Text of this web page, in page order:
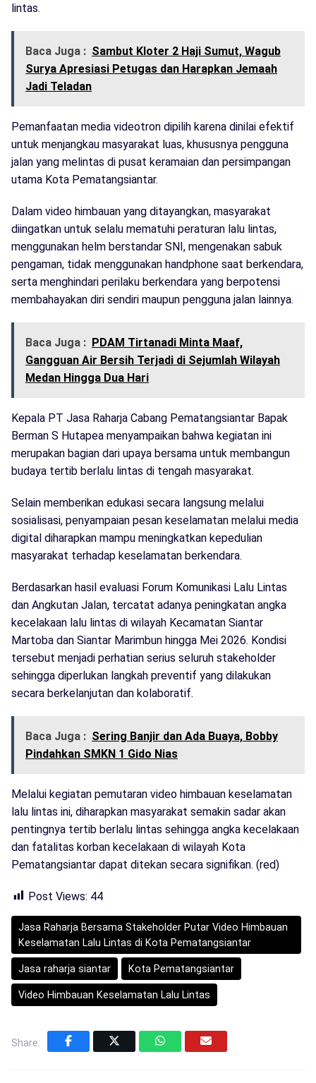
lintas.
Baca Juga : Sambut Kloter 2 Haji Sumut, Wagub
Surya Apresiasi Petugas dan Harapkan Jemaah
Jadi Teladan
Pemanfaatan media videotron dipilih karena dinilai efektif
untuk menjangkau masyarakat luas, khususnya pengguna
jalan yang melintas di pusat keramaian dan persimpangan
utama Kota Pematangsiantar.
Dalam video himbauan yang ditayangkan, masyarakat
diingatkan untuk selalu mematuhi peraturan lalu lintas,
menggunakan helm berstandar SNI, mengenakan sabuk
pengaman, tidak menggunakan handphone saat berkendara,
serta menghindari perilaku berkendara yang berpotensi
membahayakan diri sendiri maupun pengguna jalan lainnya.
Baca Juga : PDAM Tirtanadi Minta Maaf,
Gangguan Air Bersih Terjadi di Sejumlah Wilayah
Medan Hingga Dua Hari
Kepala PT Jasa Raharja Cabang Pematangsiantar Bapak
Berman S Hutapea menyampaikan bahwa kegiatan ini
merupakan bagian dari upaya bersama untuk membangun
budaya tertib berlalu lintas di tengah masyarakat.
Selain memberikan edukasi secara langsung melalui
sosialisasi, penyampaian pesan keselamatan melalui media
digital diharapkan mampu meningkatkan kepedulian
masyarakat terhadap keselamatan berkendara.
Berdasarkan hasil evaluasi Forum Komunikasi Lalu Lintas
dan Angkutan Jalan, tercatat adanya peningkatan angka
kecelakaan lalu lintas di wilayah Kecamatan Siantar
Martoba dan Siantar Marimbun hingga Mei 2026. Kondisi
tersebut menjadi perhatian serius seluruh stakeholder
sehingga diperlukan langkah preventif yang dilakukan
secara berkelanjutan dan kolaboratif.
Baca Juga : Sering Banjir dan Ada Buaya, Bobby
Pindahkan SMKN 1 Gido Nias
Melalui kegiatan pemutaran video himbauan keselamatan
lalu lintas ini, diharapkan masyarakat semakin sadar akan
pentingnya tertib berlalu lintas sehingga angka kecelakaan
dan fatalitas korban kecelakaan di wilayah Kota
Pematangsiantar dapat ditekan secara signifikan. (red)
Post Views: 44
Jasa Raharja Bersama Stakeholder Putar Video Himbauan
Keselamatan Lalu Lintas di Kota Pematangsiantar
Jasa raharja siantar Kota Pematangsiantar
Video Himbauan Keselamatan Lalu Lintas
Share: